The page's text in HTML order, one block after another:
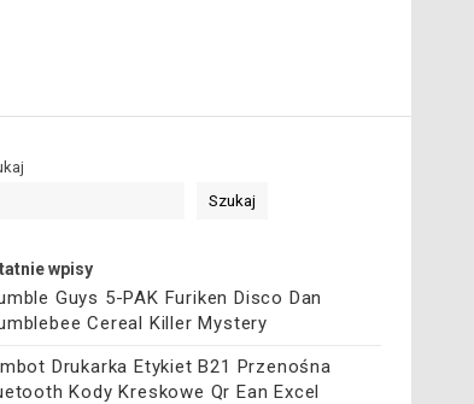
Szukaj
wpisy
Guys 5-PAK Furiken Disco Dan
Cereal Killer Mystery
Drukarka Etykiet B21 Przenośna
Kody Kreskowe Qr Ean Excel